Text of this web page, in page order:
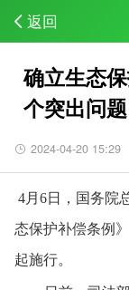
返回
确立生态
个突出问题
2024-04-20 15:29
4月6日，国务院
态保护补偿条例
起施行。